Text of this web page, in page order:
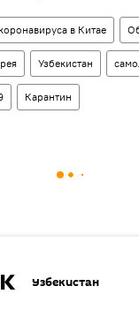
в Китае
Узбекистан
Карантин
Узбекистан